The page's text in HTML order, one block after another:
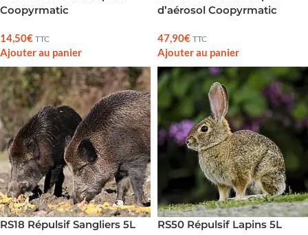
Coopyrmatic
14,50€ TTC
Ajouter au panier
d’aérosol Coopyrmatic
47,90€ TTC
Ajouter au panier
RS18 Répulsif Sangliers 5L RS50 Répulsif Lapins 5L